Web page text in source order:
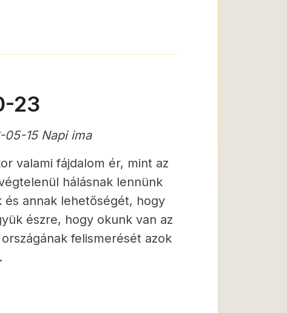
23
15 Napi ima
valami fájdalom ér, mint az
hálásnak lennünk
annak lehetőségét, hogy
észre, hogy okunk van az
felismerését azok